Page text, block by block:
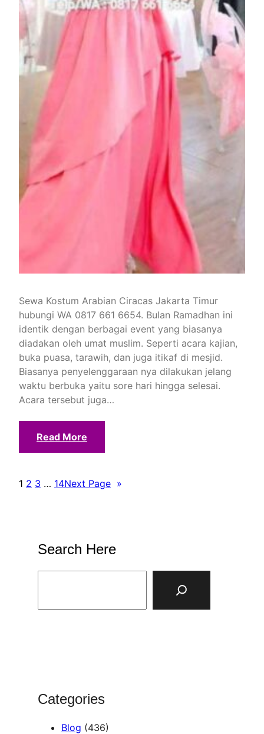
Sewa Kostum Arabian Ciracas Jakarta Timur
hubungi WA 0817 661 6654. Bulan Ramadhan ini
identik dengan berbagai event yang biasanya
diadakan oleh umat muslim. Seperti acara kajian,
buka puasa, tarawih, dan juga itikaf di mesjid.
Biasanya penyelenggaraan nya dilakukan jelang
waktu berbuka yaitu sore hari hingga selesai.
Acara tersebut juga…
Read More
1 2 3 … 14Next Page »
Search Here
Categories
Blog (436)